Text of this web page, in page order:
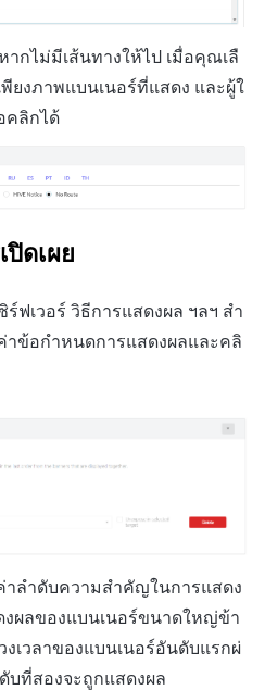
ากไม่มีเส้นทางให้ไป เมื่อคุณเลื
พียงภาพแบนเนอร์ที่แสดง และผู้ใ
คลิกได้
ปิดเผย
ฟเวอร์ วิธีการแสดงผล ฯลฯ สำ
าข้อกำหนดการแสดงผลและคลิ
าลำดับความสำคัญในการแสดง
งผลของแบนเนอร์ขนาดใหญ่ข้า
เวลาของแบนเนอร์อันดับแรกผ่
บที่สองจะถูกแสดงผล